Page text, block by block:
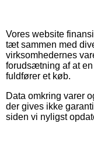
Vores website
tæt sammen med
virksomhedernes
forudsætning af at
fuldfører et køb.
Data omkring varer
der gives ikke
siden vi nyligst